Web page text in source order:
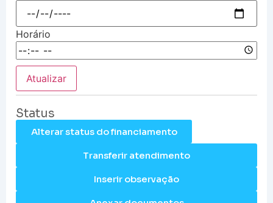
Horário
Atualizar
Status
Alterar status do financiamento
Transferir atendimento
Inserir observação